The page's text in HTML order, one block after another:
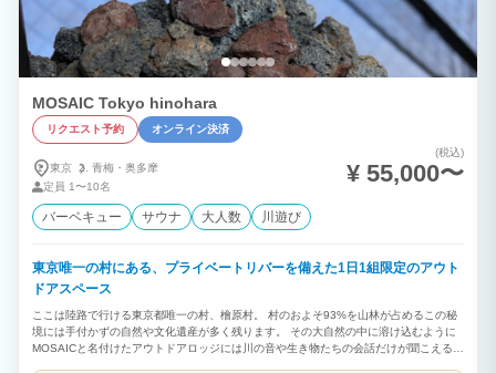
MOSAIC Tokyo hinohara
リクエスト予約 オンライン決済
東京 青梅・ 奥多摩
定員 1〜10名
(税込)
¥ 55,000〜
バーベキュー サウナ 大人数 川遊び
東京唯一の村にある、プライベートリバーを備えた1日1組限定のアウト
ドアスペース
ここは陸路で行ける東京都唯一の村、檜原村。 村のおよそ93%を山林が占めるこの秘
境には手付かずの自然や文化遺産が多く残ります。 その大自然の中に溶け込むように
MOSAICと名付けたアウトドアロッジには川の音や生き物たちの会話だけが聞こえる静